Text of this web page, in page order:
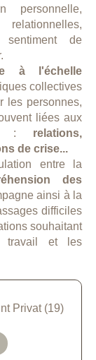
relationnelles,
sentiment de
à l'échelle
collectives
les personnes,
liées aux
: relations,
de crise...
entre la
des
ainsi à la
difficiles
souhaitant
travail et les
Privat (19)